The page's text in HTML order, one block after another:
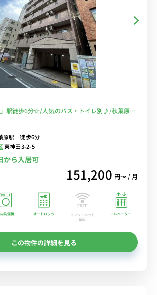
駅徒歩6分☆/人気のバス・トイレ別♪/秋葉原＆
Fi格安レンタル中！
原駅 徒歩6分
東神田3-2-5
から入居可
151,200 円〜 / 月
洗濯機 オートロック
インターネット
無料
エレベーター
この物件の詳細を見る